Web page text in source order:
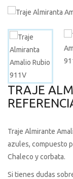
TRAJE
Traje Almirante
azules, compuesto
Chaleco y corbata.
Si tienes dudas